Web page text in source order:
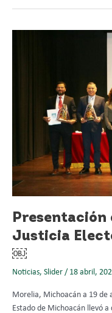
Presentación
Justicia
￼
Noticias, Slider / 18 abril,
Morelia, Michoacán a 19 de
Estado de Michoacán llevó
Michoacán”.
￼